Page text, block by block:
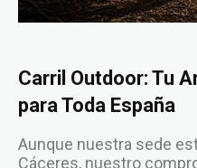
Carril Outdoor: Tu
para Toda España
Aunque nuestra sede
Cáceres, nuestro